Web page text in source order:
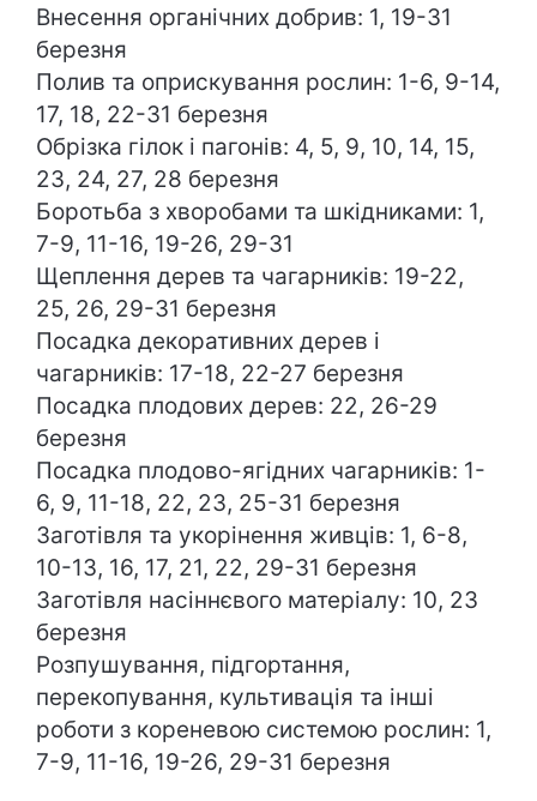
Внесення органічних добрив: 1, 19-31
березня
Полив та оприскування рослин: 1-6, 9-14,
17, 18, 22-31 березня
Обрізка гілок і пагонів: 4, 5, 9, 10, 14, 15,
23, 24, 27, 28 березня
Боротьба з хворобами та шкідниками: 1,
7-9, 11-16, 19-26, 29-31
Щеплення дерев та чагарників: 19-22,
25, 26, 29-31 березня
Посадка декоративних дерев і
чагарників: 17-18, 22-27 березня
Посадка плодових дерев: 22, 26-29
березня
Посадка плодово-ягідних чагарників: 1-
6, 9, 11-18, 22, 23, 25-31 березня
Заготівля та укорінення живців: 1, 6-8,
10-13, 16, 17, 21, 22, 29-31 березня
Заготівля насіннєвого матеріалу: 10, 23
березня
Розпушування, підгортання,
перекопування, культивація та інші
роботи з кореневою системою рослин: 1,
7-9, 11-16, 19-26, 29-31 березня